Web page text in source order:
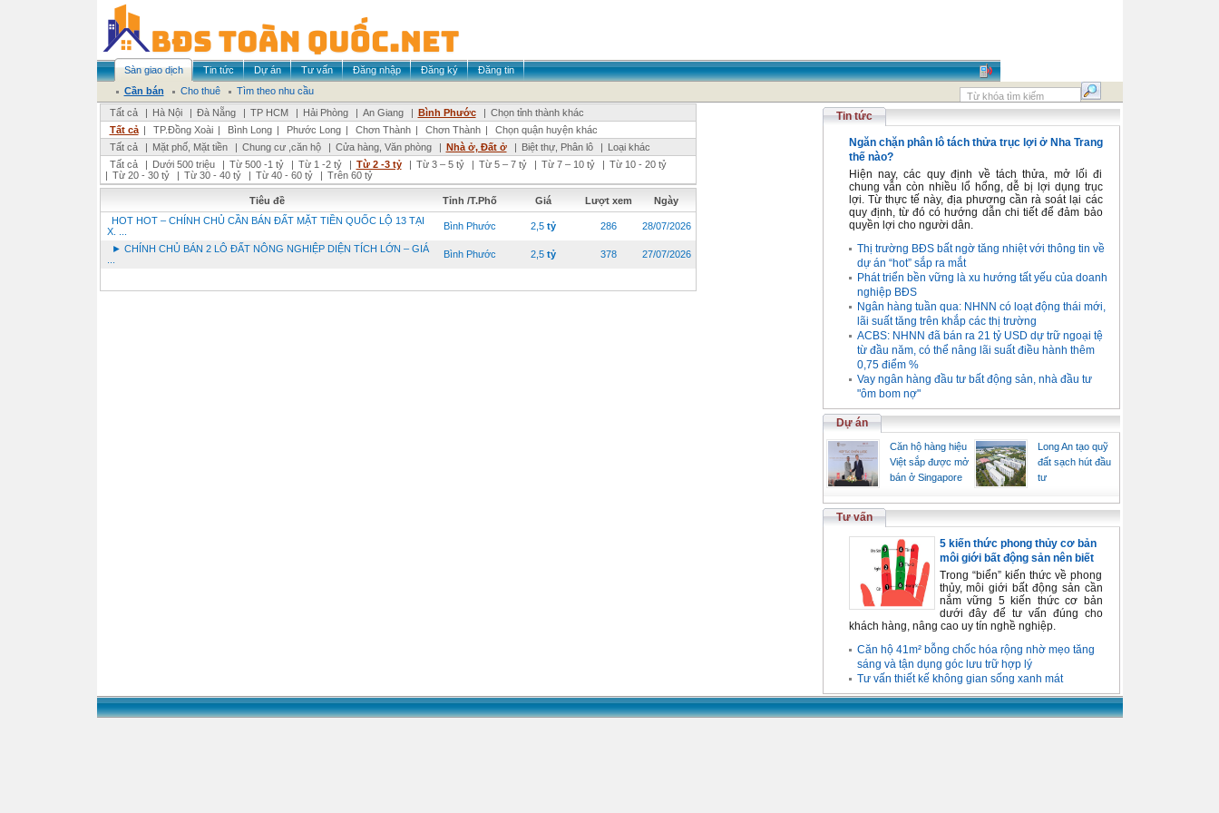
Sàn giao dịch Tin tức Dự án Tư vấn Đăng nhập Đăng ký
Đăng tin
Cần bán
Cho thuê
Tìm theo nhu cầu
Tất cả
| Hà Nội | Đà Nẵng | TP HCM | Hải Phòng | An Giang | Bình Phước | Chọn tỉnh thành khác
Tất cả | TP.Đồng Xoài | Bình Long | Phước Long | Chơn Thành | Chơn Thành |
Chọn quận huyện khác
Tất cả
| Mặt phố, Mặt tiền | Chung cư ,căn hộ | Cửa hàng, Văn phòng | Nhà ở, Đất ở | Biệt thự, Phân lô | Loại khác
Tất cả
| Dưới 500 triệu | Từ 500 -1 tỷ | Từ 1 -2 tỷ | Từ 2 -3 tỷ | Từ 3 – 5 tỷ | Từ 5 – 7 tỷ | Từ 7 – 10 tỷ | Từ 10 - 20 tỷ
| Từ 20 - 30 tỷ | Từ 30 - 40 tỷ | Từ 40 - 60 tỷ | Trên 60 tỷ
Tiêu đề Tỉnh /T.Phố Giá Lượt xem
Ngày
HOT HOT – CHÍNH CHỦ CẦN BÁN ĐẤT MẶT TIỀN QUỐC LỘ 13 TẠI
X. ...
Bình Phước 2,5 tỷ 286 28/07/2026
► CHÍNH CHỦ BÁN 2 LÔ ĐẤT NÔNG NGHIỆP DIỆN TÍCH LỚN – GIÁ
Bình Phước 2,5 tỷ 378 27/07/2026
Tin tức
Ngăn chặn phân lô tách thửa trục lợi ở Nha Trang
thế nào?
Hiện nay, các quy định về tách thửa, mở lối đi
chung vẫn còn nhiều lổ hổng, dễ bị lợi dụng trục
lợi. Từ thực tế này, địa phương cần rà soát lại các
quy định, từ đó có hướng dẫn chi tiết để đảm bảo
quyền lợi cho người dân.
Thị trường BĐS bất ngờ tăng nhiệt với thông tin về
dự án “hot” sắp ra mắt
Phát triển bền vững là xu hướng tất yếu của doanh
nghiệp BĐS
Ngân hàng tuần qua: NHNN có loạt động thái mới,
lãi suất tăng trên khắp các thị trường
ACBS: NHNN đã bán ra 21 tỷ USD dự trữ ngoại tệ
từ đầu năm, có thể nâng lãi suất điều hành thêm
0,75 điểm %
Vay ngân hàng đầu tư bất động sản, nhà đầu tư
"ôm bom nợ"
Dự án
Căn hộ hàng hiệu
Việt sắp được mở
bán ở Singapore
Long An tạo quỹ
đất sạch hút đầu
tư
Tư vấn
5 kiến thức phong thủy cơ bản
môi giới bất động sản nên biết
Trong “biển” kiến thức về phong
thủy, môi giới bất động sản cần
nắm vững 5 kiến thức cơ bản
dưới đây để tư vấn đúng cho
khách hàng, nâng cao uy tín nghề nghiệp.
Căn hộ 41m² bỗng chốc hóa rộng nhờ mẹo tăng
sáng và tận dụng góc lưu trữ hợp lý
Tư vấn thiết kế không gian sống xanh mát